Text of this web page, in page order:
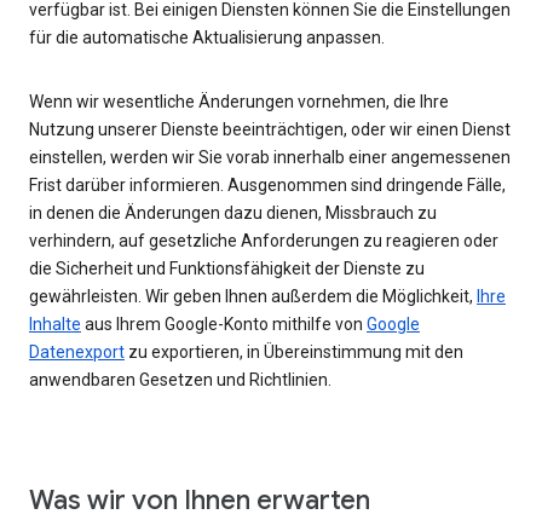
verfügbar ist. Bei einigen Diensten können Sie die Einstellungen
für die automatische Aktualisierung anpassen.
Wenn wir wesentliche Änderungen vornehmen, die Ihre
Nutzung unserer Dienste beeinträchtigen, oder wir einen Dienst
einstellen, werden wir Sie vorab innerhalb einer angemessenen
Frist darüber informieren. Ausgenommen sind dringende Fälle,
in denen die Änderungen dazu dienen, Missbrauch zu
verhindern, auf gesetzliche Anforderungen zu reagieren oder
die Sicherheit und Funktionsfähigkeit der Dienste zu
gewährleisten. Wir geben Ihnen außerdem die Möglichkeit, Ihre
Inhalte aus Ihrem Google-Konto mithilfe von Google
Datenexport zu exportieren, in Übereinstimmung mit den
anwendbaren Gesetzen und Richtlinien.
Was wir von Ihnen erwarten